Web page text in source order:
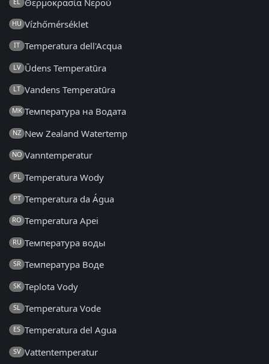
HU Vízhőmérséklet
IT Temperatura dell'Acqua
LV Ūdens Temperatūra
LT Vandens Temperatūra
MK Температура на Водата
NZ New Zealand Watertemp
NO Vanntemperatur
PL Temperatura Wody
PT Temperatura da Água
RO Temperatura Apei
RU Температура воды
SR Температура Воде
SK Teplota Vody
SL Temperatura Vode
ES Temperatura del Agua
SV Vattentemperatur